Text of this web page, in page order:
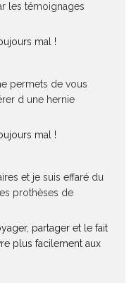
les témoignages
mal !
permets de vous
d une hernie
mal !
et je suis effaré du
prothèses de
partager et le fait
plus facilement aux